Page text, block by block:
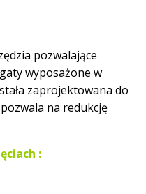
pozwalające
wyposażone w
zaprojektowana do
na redukcję
: